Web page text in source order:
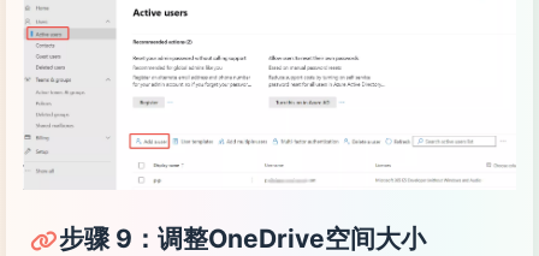
步骤 9：调整OneDrive空间大小